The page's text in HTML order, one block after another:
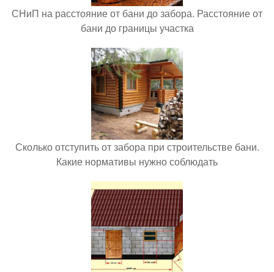
СНиП на расстояние от бани до забора. Расстояние от
бани до границы участка
Сколько отступить от забора при строительстве бани.
Какие нормативы нужно соблюдать